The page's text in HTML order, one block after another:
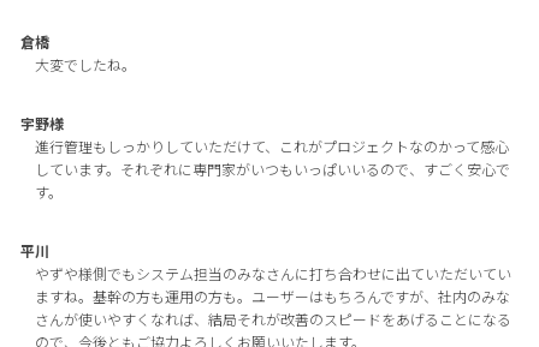
倉橋
大変でしたね。
宇野様
進行管理もしっかりしていただけて、これがプロジェクトなのかって感心
しています。それぞれに専門家がいつもいっぱいいるので、すごく安心で
す。
平川
やずや様側でもシステム担当のみなさんに打ち合わせに出ていただいてい
ますね。基幹の方も運用の方も。ユーザーはもちろんですが、社内のみな
さんが使いやすくなれば、結局それが改善のスピードをあげることになる
ので、今後ともご協力よろしくお願いいたします。